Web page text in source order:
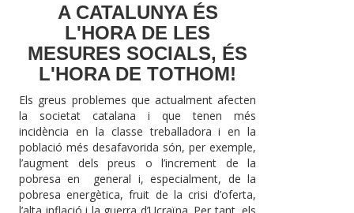
A CATALUNYA ÉS
L'HORA DE LES
MESURES SOCIALS, ÉS
L'HORA DE TOTHOM!
Els greus problemes que actualment afecten
la societat catalana i que tenen més
incidència en la classe treballadora i en la
població més desafavorida són, per exemple,
l’augment dels preus o l’increment de la
pobresa en general i, especialment, de la
pobresa energètica, fruit de la crisi d’oferta,
l’alta inflació i la guerra d’Ucraïna. Per tant, els